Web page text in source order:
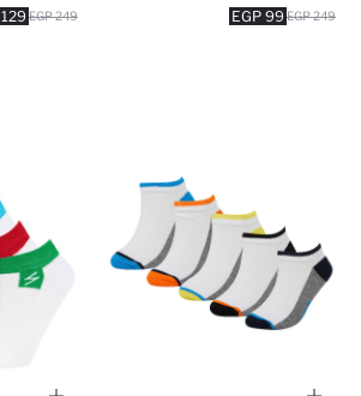
99 EGP 249 EGP
129 EGP 249 EGP